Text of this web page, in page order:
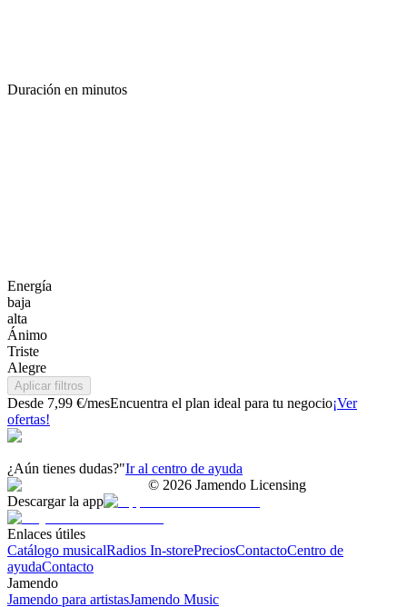
Duración en minutos
Energía
baja
alta
Ánimo
Triste
Alegre
Aplicar filtros
Desde 7,99 €/mesEncuentra el plan ideal para tu negocio¡Ver
ofertas!
¿Aún tienes dudas?"Ir al centro de ayuda
© 2026 Jamendo Licensing
Descargar la app
Enlaces útiles
Catálogo musicalRadios In-storePreciosContactoCentro de
ayudaContacto
Jamendo
Jamendo para artistasJamendo Music